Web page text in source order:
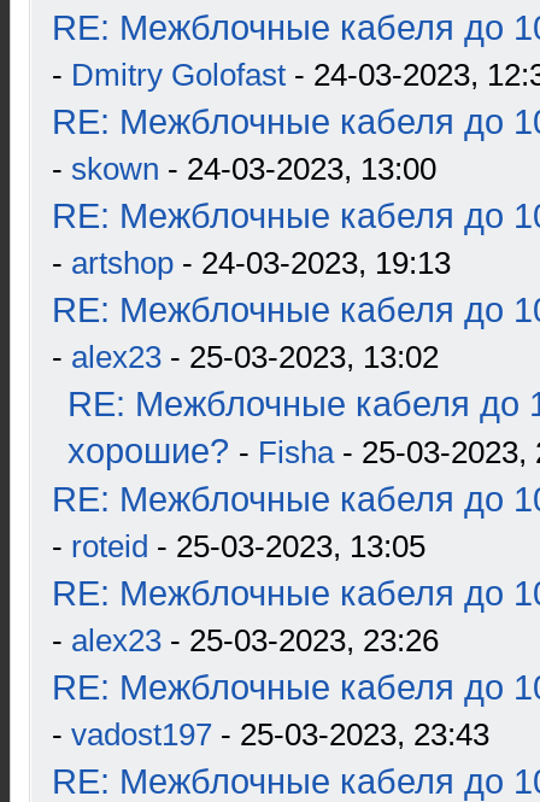
RE: Межблочные кабеля до
- Dmitry Golofast - 24-03-2023,
RE: Межблочные кабеля до
- skown - 24-03-2023, 13:00
RE: Межблочные кабеля до
- artshop - 24-03-2023, 19:13
RE: Межблочные кабеля до
- alex23 - 25-03-2023, 13:02
RE: Межблочные кабеля до
хорошие? - Fisha- 25-03-2023,
RE: Межблочные кабеля до
- roteid - 25-03-2023, 13:05
RE: Межблочные кабеля до
- alex23 - 25-03-2023, 23:26
RE: Межблочные кабеля до
- vadost197 - 25-03-2023, 23:43
RE: Межблочные кабеля до